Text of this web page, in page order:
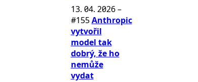
13. 04. 2026–
#155 Anthropic
vytvořil
model tak
dobrý, že ho
nemůže
vydat